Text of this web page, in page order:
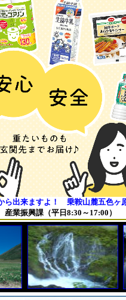
ら出来ますよ！ 乗鞍山麓五色ヶ
産業振興課（平日8:30～17:00